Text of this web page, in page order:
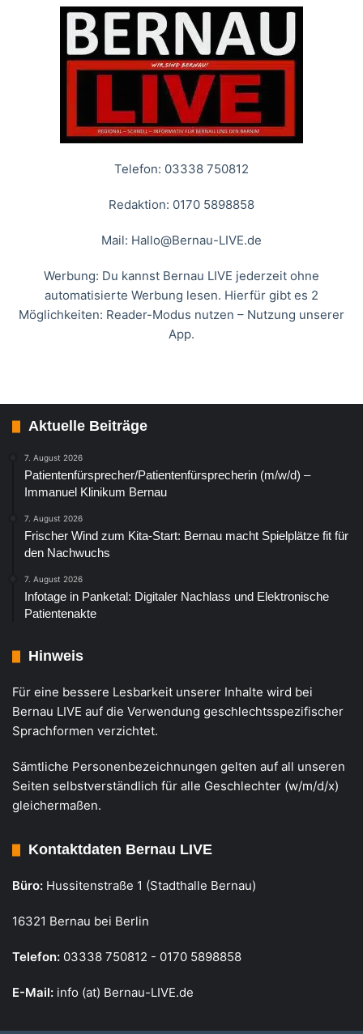
Telefon: 03338 750812
Redaktion: 0170 5898858
Mail: Hallo@Bernau-LIVE.de
Werbung: Du kannst Bernau LIVE jederzeit ohne
automatisierte Werbung lesen. Hierfür gibt es 2
Möglichkeiten: Reader-Modus nutzen – Nutzung unserer
App.
Aktuelle Beiträge
7. August 2026
Patientenfürsprecher/Patientenfürsprecherin (m/w/d) –
Immanuel Klinikum Bernau
7. August 2026
Frischer Wind zum Kita-Start: Bernau macht Spielplätze fit für
den Nachwuchs
7. August 2026
Infotage in Panketal: Digitaler Nachlass und Elektronische
Patientenakte
Hinweis
Für eine bessere Lesbarkeit unserer Inhalte wird bei
Bernau LIVE auf die Verwendung geschlechtsspezifischer
Sprachformen verzichtet.
Sämtliche Personenbezeichnungen gelten auf all unseren
Seiten selbstverständlich für alle Geschlechter (w/m/d/x)
gleichermaßen.
Kontaktdaten Bernau LIVE
Büro: Hussitenstraße 1 (Stadthalle Bernau)
16321 Bernau bei Berlin
Telefon: 03338 750812 - 0170 5898858
E-Mail: info (at) Bernau-LIVE.de